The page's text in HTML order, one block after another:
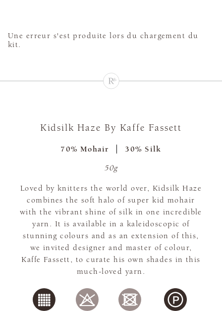
Une erreur s'est produite lors du chargement du
kit.
Kidsilk Haze By Kaffe Fassett
70% Mohair 30% Silk
50g
Loved by knitters the world over, Kidsilk Haze
combines the soft halo of super kid mohair
with the vibrant shine of silk in one incredible
yarn. It is available in a kaleidoscopic of
stunning colours and as an extension of this,
we invited designer and master of colour,
Kaffe Fassett, to curate his own shades in this
much-loved yarn.